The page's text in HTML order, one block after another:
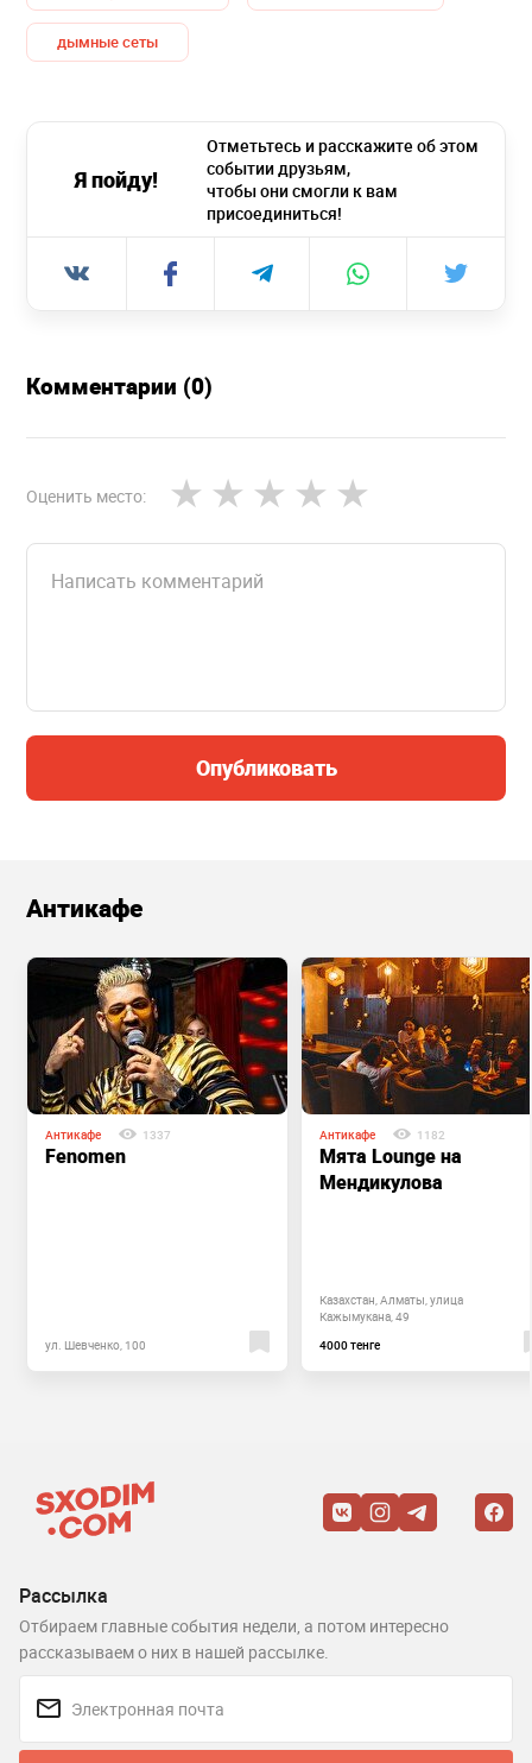
дымные сеты
Я пойду!
Отметьтесь и расскажите об этом
событии друзьям,
чтобы они смогли к вам
присоединиться!
Комментарии (0)
Оценить место:
Опубликовать
Антикафе
Антикафе 1337
Fenomen
ул. Шевченко, 100
Антикафе 1182
Мята Lounge на
Мендикулова
Казахстан, Алматы, улица
Кажымукана, 49
4000 тенге
Рассылка
Отбираем главные события недели, а потом интересно
рассказываем о них в нашей рассылке.